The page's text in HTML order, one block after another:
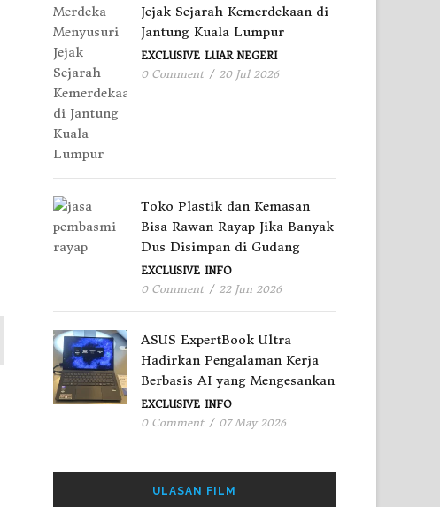
Jejak Sejarah Kemerdekaan di
Jantung Kuala Lumpur
EXCLUSIVE LUAR NEGERI
0 Comment / 20 Jul 2026
Toko Plastik dan Kemasan
Bisa Rawan Rayap Jika Banyak
Dus Disimpan di Gudang
EXCLUSIVE INFO
0 Comment / 22 Jun 2026
ASUS ExpertBook Ultra
Hadirkan Pengalaman Kerja
Berbasis AI yang Mengesankan
EXCLUSIVE INFO
0 Comment / 07 May 2026
ULASAN FILM